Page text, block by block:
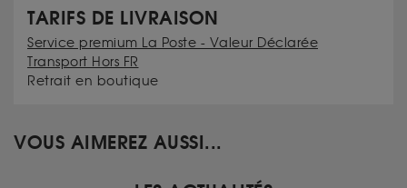
TARIFS DE LIVRAISON
Service premium La Poste - Valeur Déclarée
Transport Hors FR
Retrait en boutique
VOUS AIMEREZ AUSSI...